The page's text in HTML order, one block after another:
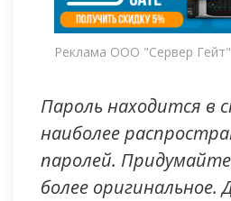
Реклама ООО "Сервер
Пароль находится в
наиболее
паролей.
более оригинальное.